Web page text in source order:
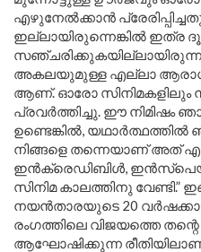
എഴുനേൽക്കാൻ
ഇല്ലായിരുന്നെങ്കിൽ ഇത്ര
അകലയുമുള്ള എല്ലാ
ആണ്. ഓരോ സിനിമകളിലും
പ്രവർത്തിച്ചു. ഈ
ഉണ്ടെങ്കിൽ,
നിങ്ങളെ തന്നെയാണ് അത്
ഇൻക്രെഡിബിൾ,
സിനിമ കാലത്തിനു
നയൻതാരയുടെ 20
രംഗത്തിലെ വിജയത്തെ
ആഘോഷിക്കുന്ന രീതിയിലാണ്